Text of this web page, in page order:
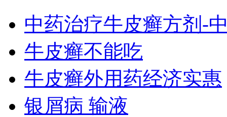
中药治疗牛皮癣方剂-
牛皮癣不能吃
牛皮癣外用药经济实惠
银屑病 输液